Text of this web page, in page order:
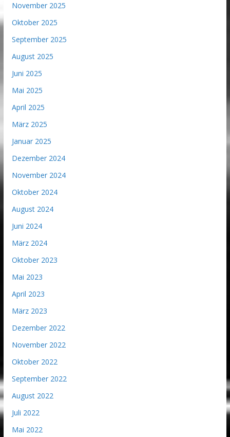
November 2025
Oktober 2025
September 2025
August 2025
Juni 2025
Mai 2025
April 2025
März 2025
Januar 2025
Dezember 2024
November 2024
Oktober 2024
August 2024
Juni 2024
März 2024
Oktober 2023
Mai 2023
April 2023
März 2023
Dezember 2022
November 2022
Oktober 2022
September 2022
August 2022
Juli 2022
Mai 2022